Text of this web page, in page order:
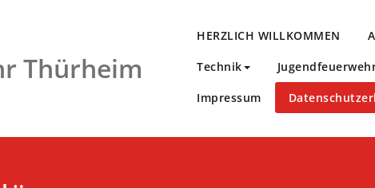
Thürheim
HERZLICH WILLKOMMEN
Technik
Impressum